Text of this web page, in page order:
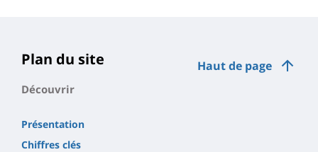
Haut de page
Plan du site
Découvrir
Présentation
Chiffres clés